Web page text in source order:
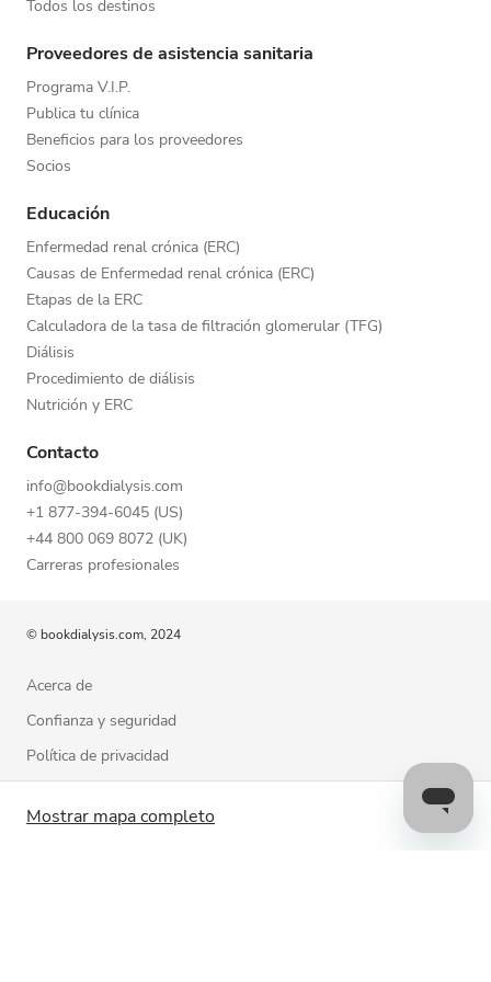
Mostrar mapa completo
Todos los destinos
Proveedores de asistencia sanitaria
Programa V.I.P.
Publica tu clínica
Beneficios para los proveedores
Socios
Educación
Enfermedad renal crónica (ERC)
Causas de Enfermedad renal crónica (ERC)
Etapas de la ERC
Calculadora de la tasa de filtración glomerular (TFG)
Diálisis
Procedimiento de diálisis
Nutrición y ERC
Contacto
info@bookdialysis.com
+1 877-394-6045 (US)
+44 800 069 8072 (UK)
Carreras profesionales
© bookdialysis.com, 2024
Acerca de
Confianza y seguridad
Política de privacidad
Política de cookies